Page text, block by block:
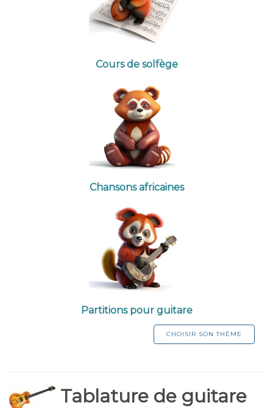
Cours de solfège
Chansons africaines
Partitions pour guitare
CHOISIR SON THÈME
Tablature de guitare